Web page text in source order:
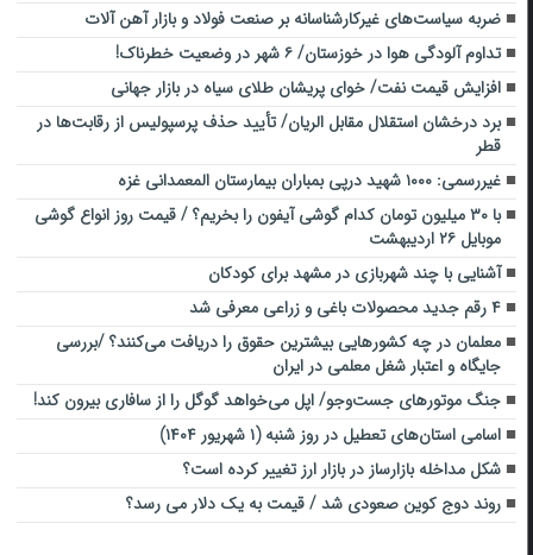
ضربه سیاست‌های غیرکارشناسانه بر صنعت فولاد و بازار آهن آلات
تداوم آلودگی هوا در خوزستان/ ۶ شهر در وضعیت خطرناک!
افزایش قیمت نفت/ خوای پریشان طلای سیاه در بازار جهانی
برد درخشان استقلال مقابل الریان/ تأیید حذف پرسپولیس از رقابت‌ها در
قطر
غیررسمی: ۱۰۰۰ شهید درپی بمباران بیمارستان المعمدانی غزه
با ۳۰ میلیون تومان کدام گوشی آیفون را بخریم؟ / قیمت روز انواع گوشی
موبایل ۲۶ اردیبهشت
آشنایی با چند شهربازی در مشهد برای کودکان
۴ رقم جدید محصولات باغی و زراعی معرفی شد
معلمان در چه کشور‌هایی بیشترین حقوق را دریافت می‌کنند؟ /بررسی
جایگاه و اعتبار شغل معلمی در ایران
جنگ موتورهای جست‌وجو/ اپل می‌خواهد گوگل را از سافاری بیرون کند!
اسامی استان‌های تعطیل در روز شنبه (۱ شهریور ۱۴۰۴)
شکل مداخله بازارساز در بازار ارز تغییر کرده است؟
روند دوج کوین صعودی شد / قیمت به یک دلار می رسد؟